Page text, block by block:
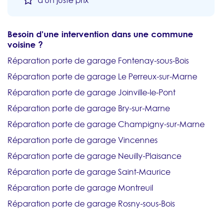
Besoin d'une intervention dans une commune
voisine ?
Réparation porte de garage Fontenay-sous-Bois
Réparation porte de garage Le Perreux-sur-Marne
Réparation porte de garage Joinville-le-Pont
Réparation porte de garage Bry-sur-Marne
Réparation porte de garage Champigny-sur-Marne
Réparation porte de garage Vincennes
Réparation porte de garage Neuilly-Plaisance
Réparation porte de garage Saint-Maurice
Réparation porte de garage Montreuil
Réparation porte de garage Rosny-sous-Bois